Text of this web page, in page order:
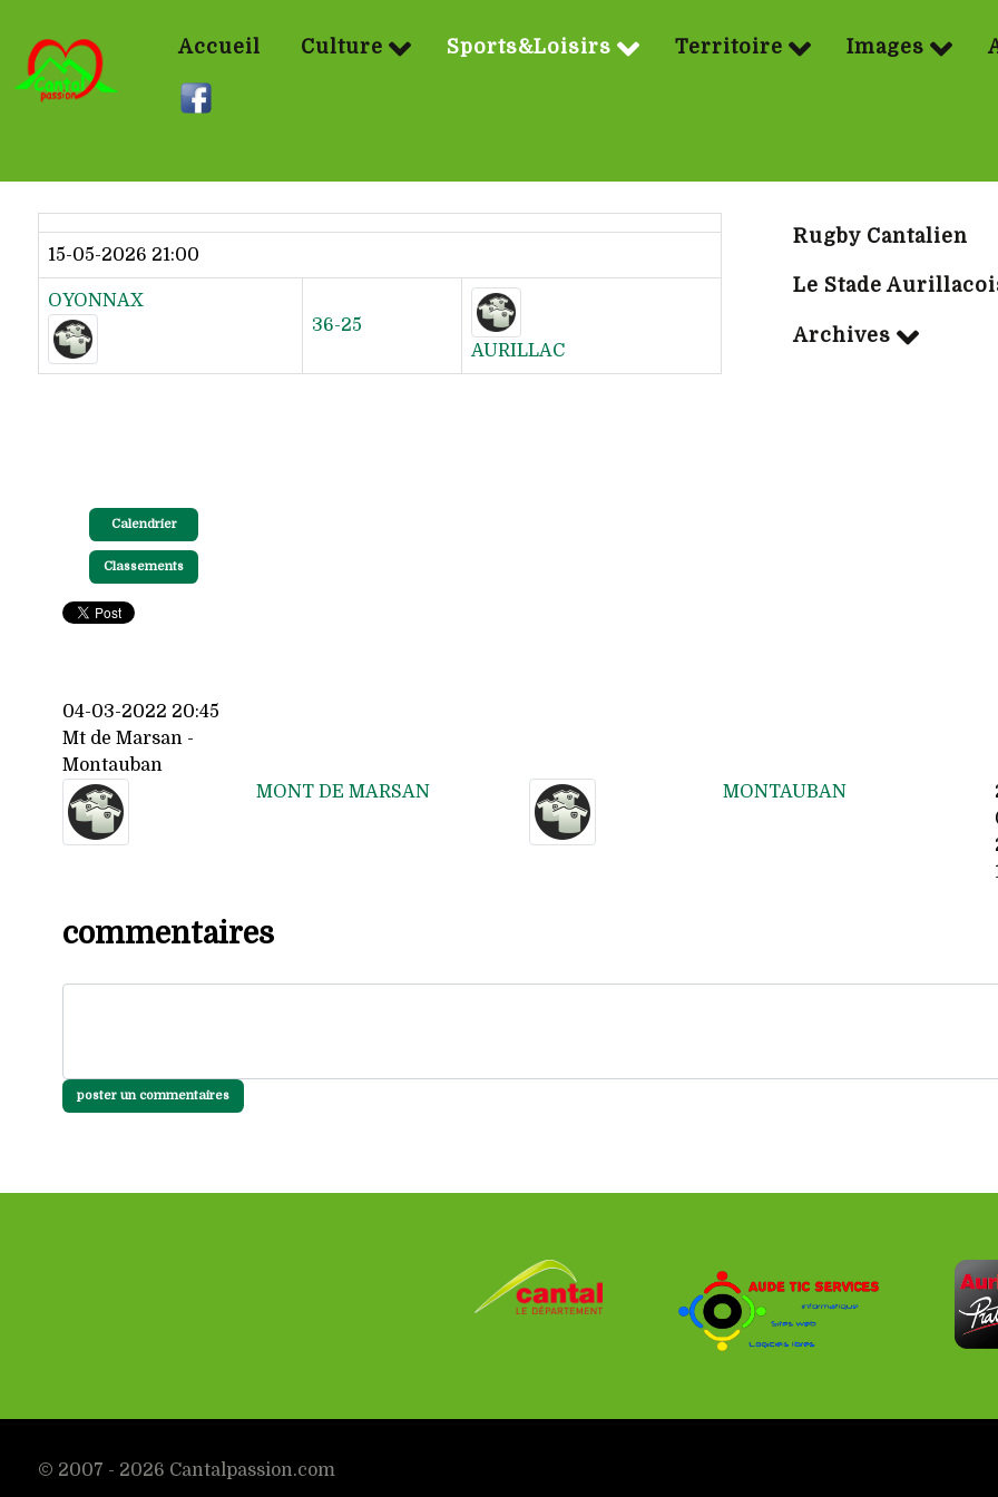
Accueil Culture Sports&Loisirs Territoire Images
15-05-2026 21:00
OYONNAX
36-25
AURILLAC
Rugby Cantalien
Le Stade
Archives
Calendrier
Classements
04-03-2022 20:45
Mt de Marsan -
Montauban
MONT DE MARSAN
MONTAUBAN
1
commentaires
poster un commentaires
© 2007 - 2026 Cantalpassion.com